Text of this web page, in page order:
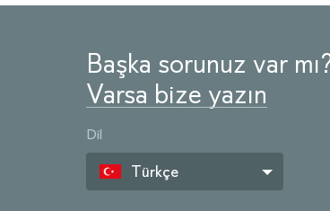
Başka sorunuz var
Varsa bize yazın
Dil
Türkçe